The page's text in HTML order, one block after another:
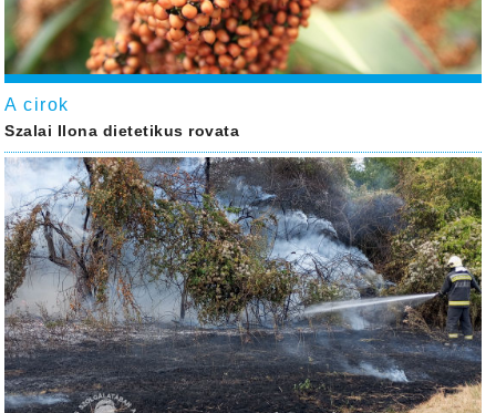
A cirok
Szalai Ilona dietetikus rovata